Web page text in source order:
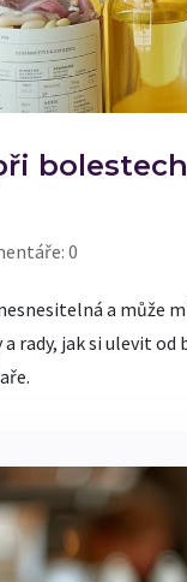
0
a může
rady, jak si ulevit